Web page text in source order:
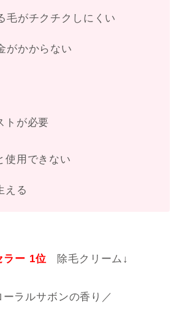
毛がチクチクしにくい
がかからない
トが必要
使用できない
える
ラー 1位 除毛クリーム↓
ーラルサボンの香り／